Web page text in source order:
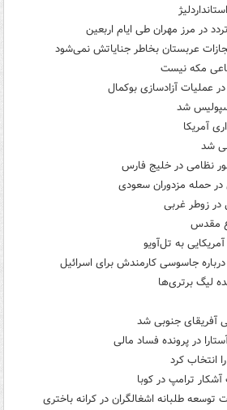
عربستان بخاطر جنایاتش نمی‌شود
مکه نیست
عملیات آزادسازی بوکمال
شد
آمریکا
شد
نظامی در خلیج فارس
مقدس
به تل‌آویو
جاسوسی کارمندش برای اسرائیل
لیگ برتری‌ها
آفریقای جنوبی شد
در پرونده فساد مالی
انتخاب کرد
ترامپ در کوبا
طلبانه اشغالگران در کرانه باختری